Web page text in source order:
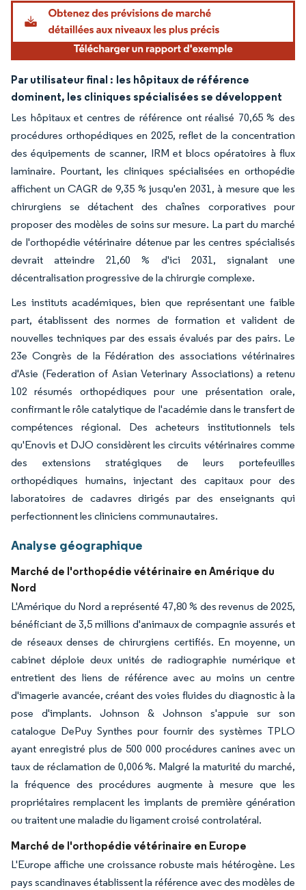
Par utilisateur final : les hôpitaux de référence
dominent, les cliniques spécialisées se développent
Les hôpitaux et centres de référence ont réalisé 70,65 % des
procédures orthopédiques en 2025, reflet de la concentration
des équipements de scanner, IRM et blocs opératoires à flux
laminaire. Pourtant, les cliniques spécialisées en orthopédie
affichent un CAGR de 9,35 % jusqu'en 2031, à mesure que les
chirurgiens se détachent des chaînes corporatives pour
proposer des modèles de soins sur mesure. La part du marché
de l'orthopédie vétérinaire détenue par les centres spécialisés
devrait atteindre 21,60 % d'ici 2031, signalant une
décentralisation progressive de la chirurgie complexe.
Les instituts académiques, bien que représentant une faible
part, établissent des normes de formation et valident de
nouvelles techniques par des essais évalués par des pairs. Le
23e Congrès de la Fédération des associations vétérinaires
d'Asie (Federation of Asian Veterinary Associations) a retenu
102 résumés orthopédiques pour une présentation orale,
confirmant le rôle catalytique de l'académie dans le transfert de
compétences régional. Des acheteurs institutionnels tels
qu'Enovis et DJO considèrent les circuits vétérinaires comme
des extensions stratégiques de leurs portefeuilles
orthopédiques humains, injectant des capitaux pour des
laboratoires de cadavres dirigés par des enseignants qui
perfectionnent les cliniciens communautaires.
Analyse géographique
Marché de l'orthopédie vétérinaire en Amérique du
Nord
L'Amérique du Nord a représenté 47,80 % des revenus de 2025,
bénéficiant de 3,5 millions d'animaux de compagnie assurés et
de réseaux denses de chirurgiens certifiés. En moyenne, un
cabinet déploie deux unités de radiographie numérique et
entretient des liens de référence avec au moins un centre
d'imagerie avancée, créant des voies fluides du diagnostic à la
pose d'implants. Johnson & Johnson s'appuie sur son
catalogue DePuy Synthes pour fournir des systèmes TPLO
ayant enregistré plus de 500 000 procédures canines avec un
taux de réclamation de 0,006 %. Malgré la maturité du marché,
la fréquence des procédures augmente à mesure que les
propriétaires remplacent les implants de première génération
ou traitent une maladie du ligament croisé controlatéral.
Marché de l'orthopédie vétérinaire en Europe
L'Europe affiche une croissance robuste mais hétérogène. Les
pays scandinaves établissent la référence avec des modèles de